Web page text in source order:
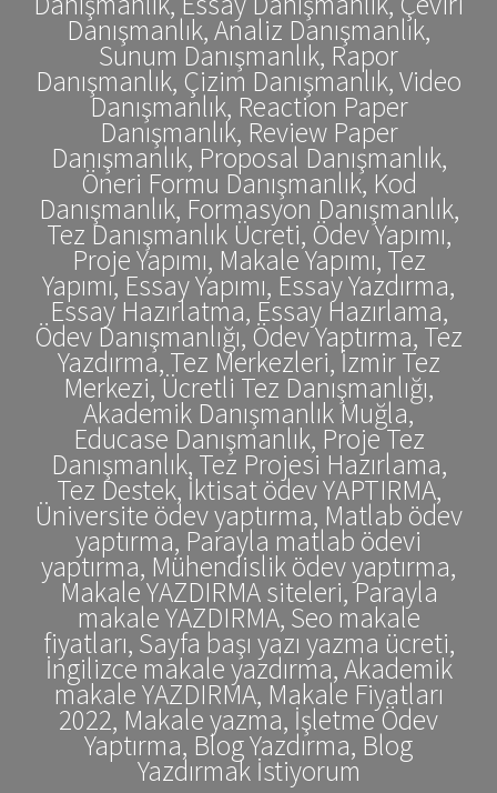
Danışmanlık, Analiz Danışmanlık,
Sunum Danışmanlık, Rapor
Danışmanlık, Çizim Danışmanlık, Video
Danışmanlık, Reaction Paper
Danışmanlık, Review Paper
Danışmanlık, Proposal Danışmanlık,
Öneri Formu Danışmanlık, Kod
Danışmanlık, Formasyon Danışmanlık,
Tez Danışmanlık Ücreti, Ödev Yapımı,
Proje Yapımı, Makale Yapımı, Tez
Yapımı, Essay Yapımı, Essay Yazdırma,
Essay Hazırlatma, Essay Hazırlama,
Ödev Danışmanlığı, Ödev Yaptırma, Tez
Yazdırma, Tez Merkezleri, İzmir Tez
Merkezi, Ücretli Tez Danışmanlığı,
Akademik Danışmanlık Muğla,
Educase Danışmanlık, Proje Tez
Danışmanlık, Tez Projesi Hazırlama,
Tez Destek, İktisat ödev YAPTIRMA,
Üniversite ödev yaptırma, Matlab ödev
yaptırma, Parayla matlab ödevi
yaptırma, Mühendislik ödev yaptırma,
Makale YAZDIRMA siteleri, Parayla
makale YAZDIRMA, Seo makale
fiyatları, Sayfa başı yazı yazma ücreti,
İngilizce makale yazdırma, Akademik
makale YAZDIRMA, Makale Fiyatları
2022, Makale yazma, İşletme Ödev
Yaptırma, Blog Yazdırma, Blog
Yazdırmak İstiyorum